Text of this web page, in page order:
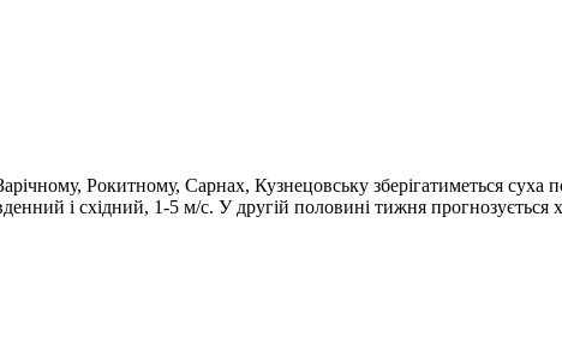
Рокитному, Сарнах, Кузнецовську зберігатиметься суха
і східний, 1-5 м/с. У другій половині тижня